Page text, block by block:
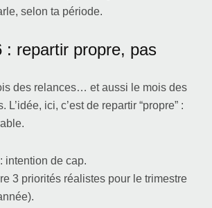
selon ta période.
: repartir propre, pas
des relances… et aussi le mois des
L’idée, ici, c’est de repartir “propre” :
: intention de cap.
3 priorités réalistes pour le trimestre